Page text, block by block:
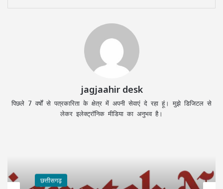
jagjaahir desk
पिछले 7 वर्षों से पत्रकारिता के क्षेत्र में अपनी सेवाएं दे रहा हूं। मुझे डिजिटल से
लेकर इलेक्ट्रॉनिक मीडिया का अनुभव है।
छत्तीसगढ़